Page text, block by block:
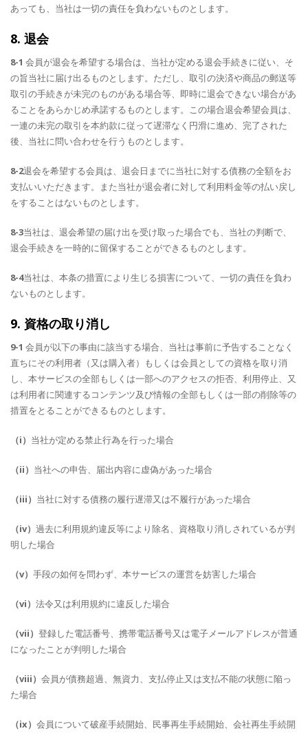
あっても、当社は一切の責任を負わないものとします。
8. 退会
8-1 会員が退会を希望する場合は、当社が定める退会手続きに従い、そ
の旨当社に届け出るものとします。ただし、取引の決済や商品の郵送等
取引の手続きが未完のものがある場合等、即時に退会できない場合があ
ることをあらかじめ承諾するものとします。この場合退会希望会員は、
一連の未完の取引を本約款に従って遅滞なく円滑に進め、完了された
後、当社に問い合わせを行うものとします。
8-2退会を希望する会員は、退会日までに当社に対する債務の全額をお
支払いいただきます。また当社が退会者に対して利用料金等の払い戻し
をすることはないものとします。
8-3当社は、退会希望の届け出を受け取った場合でも、当社の判断で、
退会手続きを一時的に留保することができるものとします。
8-4当社は、本条の措置により生じる損害について、一切の責任を負わ
ないものとします。
9. 資格の取り消し
9-1 会員が以下の事由に該当する場合、当社は事前に予告することなく
直ちにその利用者（又は購入者）もしくは会員としての資格を取り消
し、本サービスの全部もしくは一部へのアクセスの拒否、利用停止、又
は利用者に関連するコンテンツ及び情報の全部もしくは一部の削除等の
措置をとることができるものとします。
（i） 当社が定める禁止行為を行った場合
（ii） 当社への申告、届出内容に虚偽があった場合
（iii） 当社に対する債務の履行遅滞又は不履行があった場合
（iv） 過去に利用規約違反等により除名、資格取り消しされているが判
明した場合
（v） 手段の如何を問わず、本サービスの運営を妨害した場合
（vi） 法令又は利用規約に違反した場合
（vii） 登録した電話番号、携帯電話番号又は電子メールアドレスが普通
になったことが判明した場合
（viii） 会員が債務超過、無資力、支払停止又は支払不能の状態に陥っ
た場合
（ix） 会員について破産手続開始、民事再生手続開始、会社再生手続開